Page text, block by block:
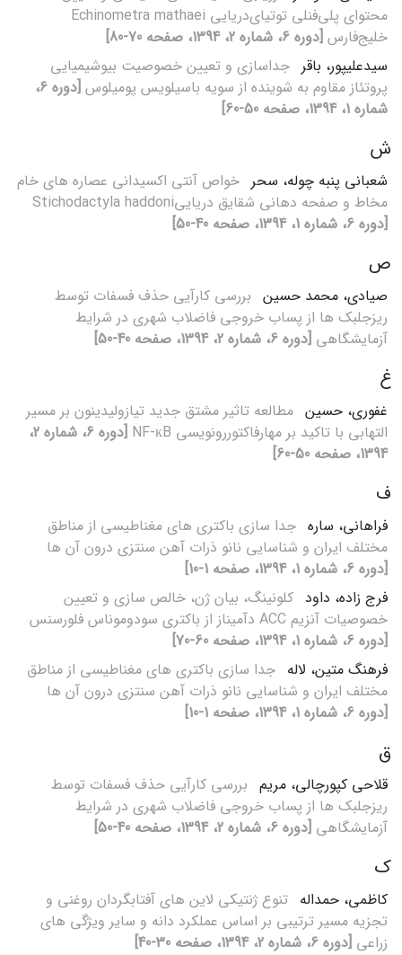
محتوای پلی‌فنلی توتیای‌دریایی Echinometra mathaei
خلیج‌فارس [دوره 6، شماره 2، 1394، صفحه 70-80]
سیدعلیپور، باقر جداسازی و تعیین خصوصیت بیوشیمیایی
پروتئاز مقاوم به شوینده از سویه باسیلویس پومیلوس
[دوره 6،
شماره 1، 1394، صفحه 50-60]
ش
شعبانی پنبه چوله، سحر خواص آنتی اکسیدانی عصاره های خام
مخاط و صفحه دهانی شقایق دریاییStichodactyla haddoni
[دوره 6، شماره 1، 1394، صفحه 40-50]
ص
صیادی، محمد حسین بررسی کارآیی حذف فسفات توسط
ریزجلبک ها از پساب خروجی فاضلاب شهری در شرایط
آزمایشگاهی [دوره 6، شماره 2، 1394، صفحه 40-50]
غ
غفوری، حسین مطالعه تاثیر مشتق جدید تیازولیدینون بر مسیر
التهابی با تاکید بر مهارفاکتوررونویسی NF-кB
[دوره 6، شماره 2،
1394، صفحه 50-60]
ف
فراهانی، ساره جدا سازی باکتری های مغناطیسی از مناطق
مختلف ایران و شناسایی نانو ذرات آهن سنتزی درون آن ها
[دوره 6، شماره 1، 1394، صفحه 1-10]
فرج زاده، داود کلونینگ، بیان ژن، خالص سازی و تعیین
خصوصیات آنزیم ACC دآمیناز از باکتری سودوموناس فلورسنس
[دوره 6، شماره 1، 1394، صفحه 60-70]
فرهنگ متین، لاله جدا سازی باکتری های مغناطیسی از مناطق
مختلف ایران و شناسایی نانو ذرات آهن سنتزی درون آن ها
[دوره 6، شماره 1، 1394، صفحه 1-10]
ق
قلاحی کپورچالی، مریم بررسی کارآیی حذف فسفات توسط
ریزجلبک ها از پساب خروجی فاضلاب شهری در شرایط
آزمایشگاهی [دوره 6، شماره 2، 1394، صفحه 40-50]
ک
کاظمی، حمداله تنوع ژنتیکی لاین های آفتابگردان روغنی و
تجزیه مسیر ترتیبی بر اساس عملکرد دانه و سایر ویژگی های
زراعی [دوره 6، شماره 2، 1394، صفحه 30-40]